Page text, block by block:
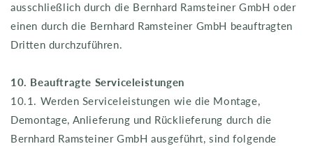
ausschließlich durch die Bernhard Ramsteiner GmbH oder
einen durch die Bernhard Ramsteiner GmbH beauftragten
Dritten durchzuführen.
10. Beauftragte Serviceleistungen
10.1. Werden Serviceleistungen wie die Montage,
Demontage, Anlieferung und Rücklieferung durch die
Bernhard Ramsteiner GmbH ausgeführt, sind folgende